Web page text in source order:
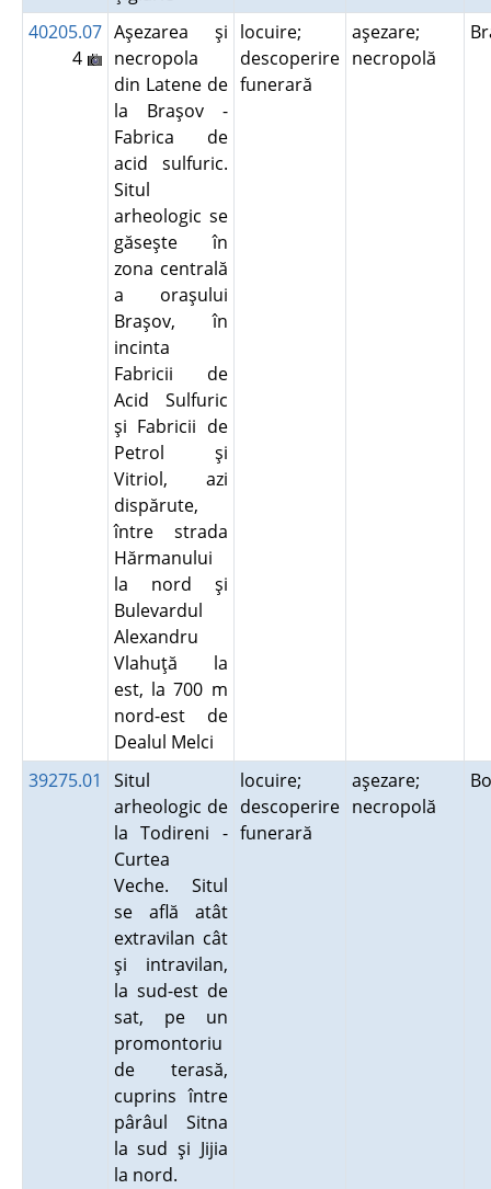
40205.07
4
Aşezarea şi
necropola
din Latene de
la Braşov -
Fabrica de
acid sulfuric.
Situl
arheologic se
găseşte în
zona centrală
a oraşului
Braşov, în
incinta
Fabricii de
Acid Sulfuric
şi Fabricii de
Petrol şi
Vitriol, azi
dispărute,
între strada
Hărmanului
la nord şi
Bulevardul
Alexandru
Vlahuţă la
est, la 700 m
nord-est de
Dealul Melci
locuire;
descoperire
funerară
aşezare;
necropolă
39275.01
Situl
arheologic de
la Todireni -
Curtea
Veche. Situl
se află atât
extravilan cât
şi intravilan,
la sud-est de
sat, pe un
promontoriu
de terasă,
cuprins între
pârâul Sitna
la sud şi Jijia
la nord.
locuire;
descoperire
funerară
aşezare;
necropolă